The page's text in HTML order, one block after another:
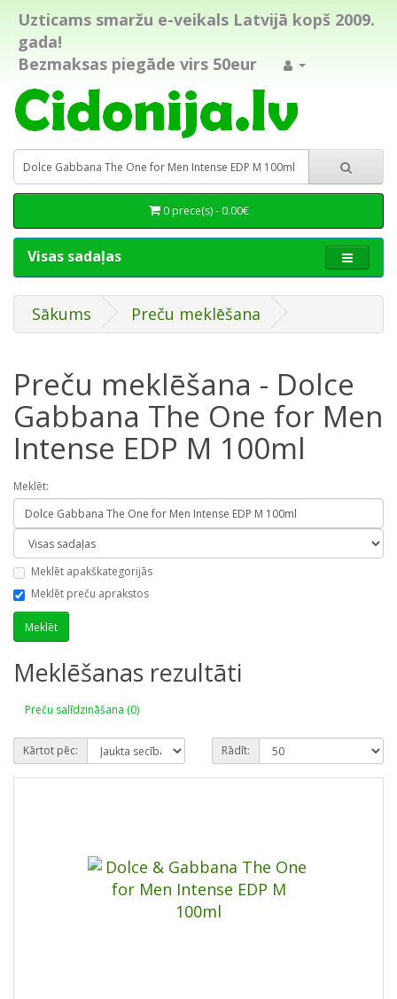
Uzticams smaržu e-veikals Latvijā kopš 2009.
gada!
Bezmaksas piegāde virs 50eur
0 prece(s) - 0.00€
Visas sadaļas
Sākums Preču meklēšana
Preču meklēšana - Dolce
Gabbana The One for Men
Intense EDP M 100ml
Meklēt:
Meklēt apakškategorijās
Meklēt preču aprakstos
Meklēšanas rezultāti
Preču salīdzināšana (0)
Kārtot pēc: Rādīt: